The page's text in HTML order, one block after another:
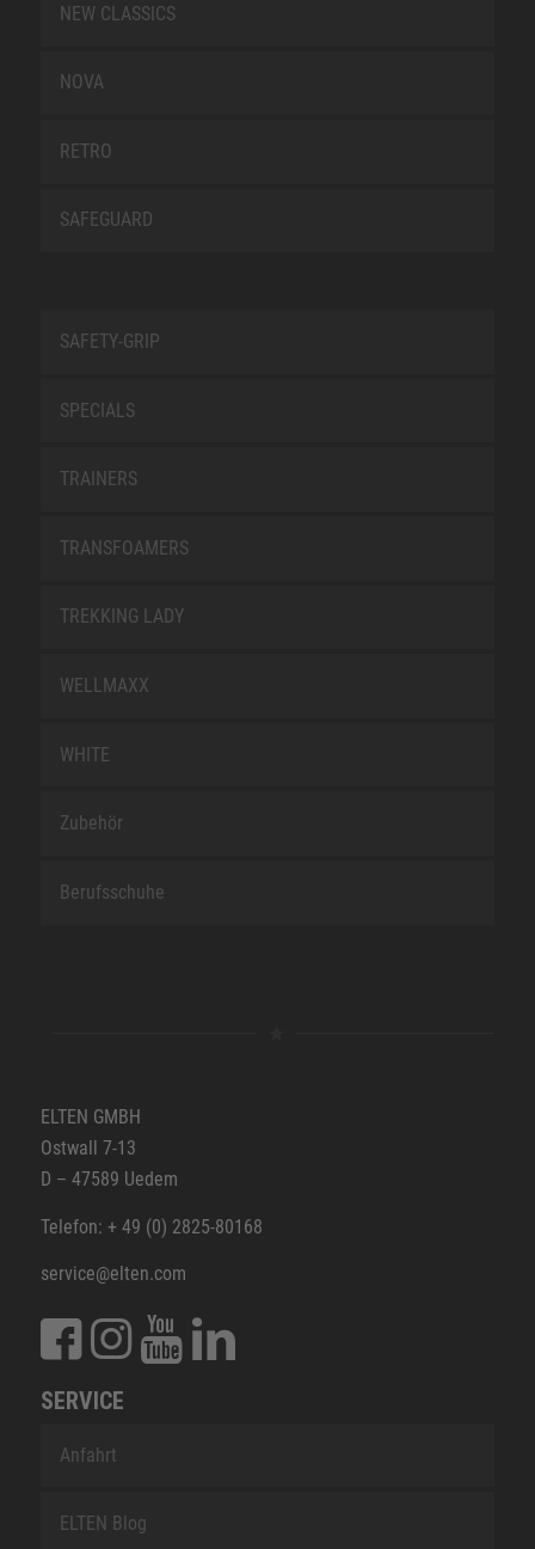
NEW CLASSICS
NOVA
RETRO
SAFEGUARD
SAFETY-GRIP
SPECIALS
TRAINERS
TRANSFOAMERS
TREKKING LADY
WELLMAXX
WHITE
Zubehör
Berufsschuhe
ELTEN GMBH
Ostwall 7-13
D – 47589 Uedem
Telefon: + 49 (0) 2825-80168
service@elten.com
SERVICE
Anfahrt
ELTEN Blog